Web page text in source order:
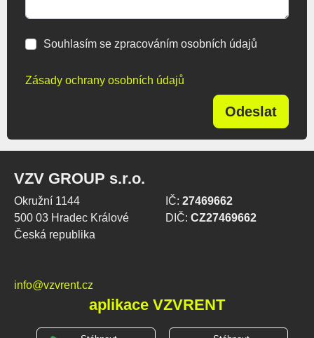
Souhlasím se zpracováním osobních údajů
Zásady ochrany osobních údajů
Odeslat
VZV GROUP s.r.o.
Okružní 1144
500 03 Hradec Králové
Česká republika
IČ: 27469662
DIČ: CZ27469662
info@vzvrent.cz
aplikace VZVRENT